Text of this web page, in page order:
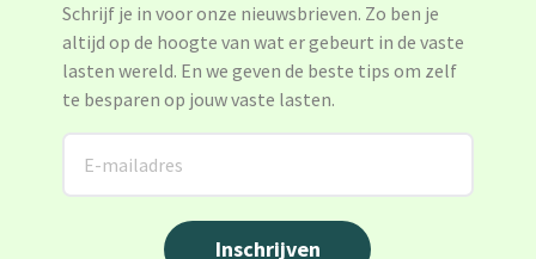
Schrijf je in voor onze nieuwsbrieven. Zo ben je
altijd op de hoogte van wat er gebeurt in de vaste
lasten wereld. En we geven de beste tips om zelf
te besparen op jouw vaste lasten.